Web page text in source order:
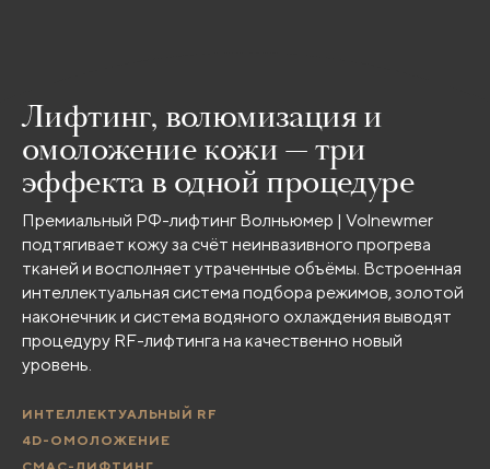
Лифтинг, волюмизация и
омоложение кожи — три
эффекта в одной процедуре
Премиальный РФ-лифтинг Волньюмер | Volnewmer
подтягивает кожу за счёт неинвазивного прогрева
тканей и восполняет утраченные объёмы. Встроенная
интеллектуальная система подбора режимов, золотой
наконечник и система водяного охлаждения выводят
процедуру RF-лифтинга на качественно новый
уровень.
ИНТЕЛЛЕКТУАЛЬНЫЙ RF
4D-ОМОЛОЖЕНИЕ